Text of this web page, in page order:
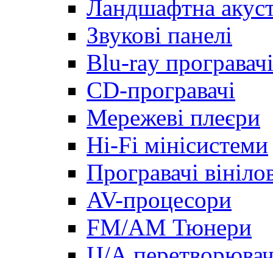
Ландшафтна
Звукові панелі
Blu-ray програвачі
CD-програвачі
Мережеві плеєри
Hi-Fi мінісистеми
Програвачі
AV-процесори
FM/AM Тюнери